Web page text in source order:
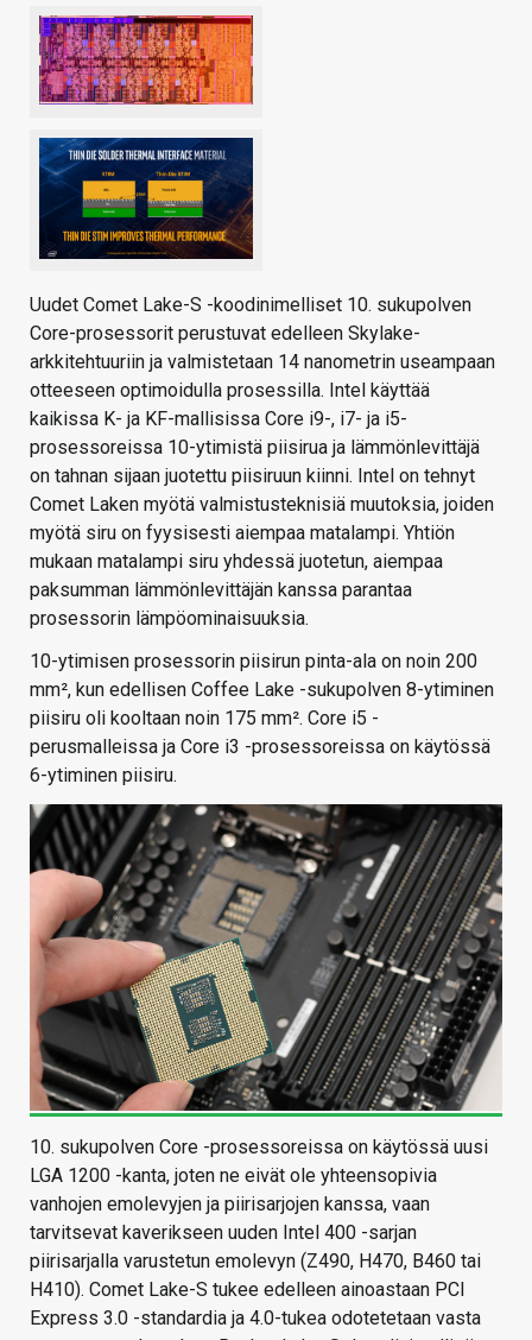
Uudet Comet Lake-S -koodinimelliset 10. sukupolven
Core-prosessorit perustuvat edelleen Skylake-
arkkitehtuuriin ja valmistetaan 14 nanometrin useampaan
otteeseen optimoidulla prosessilla. Intel käyttää
kaikissa K- ja KF-mallisissa Core i9-, i7- ja i5-
prosessoreissa 10-ytimistä piisirua ja lämmönlevittäjä
on tahnan sijaan juotettu piisiruun kiinni. Intel on tehnyt
Comet Laken myötä valmistusteknisiä muutoksia, joiden
myötä siru on fyysisesti aiempaa matalampi. Yhtiön
mukaan matalampi siru yhdessä juotetun, aiempaa
paksumman lämmönlevittäjän kanssa parantaa
prosessorin lämpöominaisuuksia.
10-ytimisen prosessorin piisirun pinta-ala on noin 200
mm², kun edellisen Coffee Lake -sukupolven 8-ytiminen
piisiru oli kooltaan noin 175 mm². Core i5 -
perusmalleissa ja Core i3 -prosessoreissa on käytössä
6-ytiminen piisiru.
10. sukupolven Core -prosessoreissa on käytössä uusi
LGA 1200 -kanta, joten ne eivät ole yhteensopivia
vanhojen emolevyjen ja piirisarjojen kanssa, vaan
tarvitsevat kaverikseen uuden Intel 400 -sarjan
piirisarjalla varustetun emolevyn (Z490, H470, B460 tai
H410). Comet Lake-S tukee edelleen ainoastaan PCI
Express 3.0 -standardia ja 4.0-tukea odotetetaan vasta